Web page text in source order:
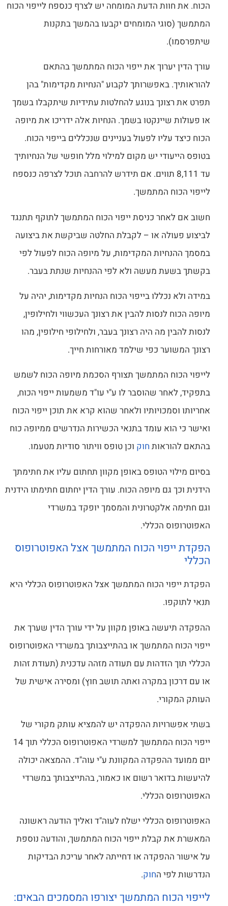
הכוח. את חוות הדעת המומחה יש לצרף כנספח לייפוי הכוח
המתמשך (סוגי המומחים יקבעו בהמשך בתקנות
שיתפרסמו).
עורך הדין יערוך את ייפוי הכוח המתמשך בהתאם
להוראותיך. באפשרותך לקבוע "הנחיות מקדימות" בהן
תפרט את רצונך בנוגע להחלטות עתידיות שיתקבלו בשמך
או פעולות שיינקטו בשמך. הנחיות אלה ידריכו את מיופה
הכוח כיצד עליו לפעול בעניינים שנכללים בייפוי הכוח.
בטופס הייעודי יש מקום למילוי מלל חופשי של הנחיותיך
עד 8,111 תווים. אם תידרש להרחבה תוכל לצרפה כנספח
לייפוי הכוח המתמשך.
חשוב אם לאחר כניסת ייפוי הכוח המתמשך לתוקף תתנגד
לביצוע פעולה או – לקבלת החלטה שביקשת את ביצועה
במסמך ההנחיות המקדימות, על מיופה הכוח לפעול לפי
בקשתך בשעת מעשה ולא לפי ההנחיות שנתת בעבר.
במידה ולא נכללו בייפוי הכוח הנחיות מקדימות, יהיה על
מיופה הכוח לנסות להבין את רצונך העכשווי ולחילופין,
לנסות להבין מה היה רצונך בעבר, ולחילופי חילופין, מהו
רצונך המשוער כפי שילמד מאורחות חייך.
לייפוי הכוח המתמשך תצורף הסכמת מיופה הכוח לשמש
בתפקיד, לאחר שהוסבר לו ע"י עו"ד משמעות ייפוי הכוח,
אחריותו וסמכויותיו ולאחר שהוא קרא את תוכן ייפוי הכוח
ואישר כי הוא עומד בתנאי הכשירות הנדרשים ממיופה כוח
בהתאם להוראות חוק וכן טופס וויתור סודיות מטעמו.
בסיום מילוי הטופס באופן מקוון תחתום עליו את חתימתך
הידנית וכך גם מיופה הכוח. עורך הדין יחתום חתימתו הידנית
וגם חתימה אלקטרונית והמסמך יופקד במשרדי
האפוטרופוס הכללי.
הפקדת ייפוי הכוח המתמשך אצל האפוטרופוס
הכללי
הפקדת ייפוי הכוח המתמשך אצל האפוטרופוס הכללי היא
תנאי לתוקפו.
ההפקדה תיעשה באופן מקוון על ידי עורך הדין שערך את
ייפוי הכוח המתמשך או בהתייצבותך במשרדי האפוטרופוס
הכללי תוך הזדהות עם תעודה מזהה עדכנית (תעודת זהות
או עם דרכון במקרה ואתה תושב חוץ) ומסירה אישית של
העותק המקורי.
בשתי אפשרויות ההפקדה יש להמציא עותק מקורי של
ייפוי הכוח המתמשך למשרדי האפוטרופוס הכללי תוך 14
יום ממועד ההפקדה המקוונת ע"י עוה"ד. ההמצאה יכולה
להיעשות בדואר רשום או כאמור, בהתייצבותך במשרדי
האפוטרופוס הכללי.
האפוטרופוס הכללי ישלח לעוה"ד ואליך הודעה ראשונה
המאשרת את קבלת ייפוי הכוח המתמשך, והודעה נוספת
על אישור ההפקדה או דחייתה לאחר עריכת הבדיקות
הנדרשות לפי החוק.
לייפוי הכוח המתמשך יצורפו המסמכים הבאים: